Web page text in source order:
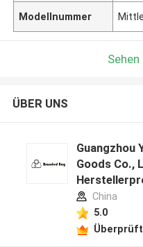
Modellnummer
ÜBER UNS
Guangzhou
Goods Co.,
China
5.0